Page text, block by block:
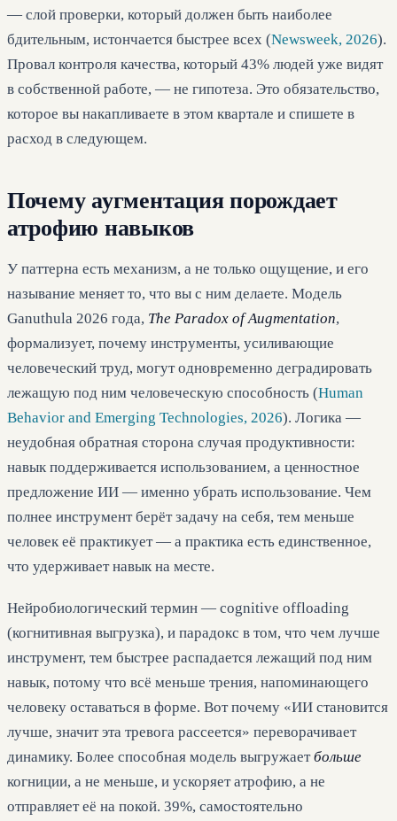
— слой проверки, который должен быть наиболее
бдительным, истончается быстрее всех (Newsweek, 2026).
Провал контроля качества, который 43% людей уже видят
в собственной работе, — не гипотеза. Это обязательство,
которое вы накапливаете в этом квартале и спишете в
расход в следующем.
Почему аугментация порождает
атрофию навыков
У паттерна есть механизм, а не только ощущение, и его
называние меняет то, что вы с ним делаете. Модель
Ganuthula 2026 года, The Paradox of Augmentation,
формализует, почему инструменты, усиливающие
человеческий труд, могут одновременно деградировать
лежащую под ним человеческую способность (Human
Behavior and Emerging Technologies, 2026). Логика —
неудобная обратная сторона случая продуктивности:
навык поддерживается использованием, а ценностное
предложение ИИ — именно убрать использование. Чем
полнее инструмент берёт задачу на себя, тем меньше
человек её практикует — а практика есть единственное,
что удерживает навык на месте.
Нейробиологический термин — cognitive offloading
(когнитивная выгрузка), и парадокс в том, что чем лучше
инструмент, тем быстрее распадается лежащий под ним
навык, потому что всё меньше трения, напоминающего
человеку оставаться в форме. Вот почему «ИИ становится
лучше, значит эта тревога рассеется» переворачивает
динамику. Более способная модель выгружаетбольше
когниции, а не меньше, и ускоряет атрофию, а не
отправляет её на покой. 39%, самостоятельно